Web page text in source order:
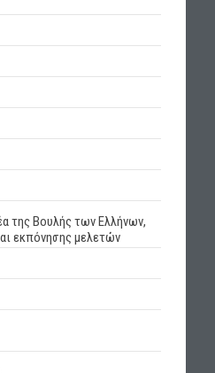
της Βουλής των Ελλήνων,
εκπόνησης μελετών